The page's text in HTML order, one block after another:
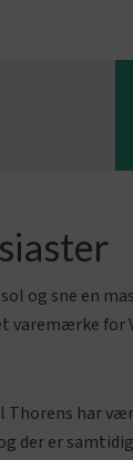
og sne en
varemærke for
Thorens har
der er